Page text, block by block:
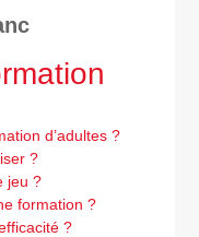
d’adultes ?
?
jeu ?
formation ?
?